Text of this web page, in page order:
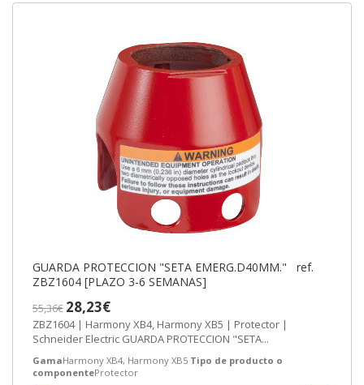
GUARDA PROTECCION "SETA EMERG.D40MM." ref.
ZBZ1604 [PLAZO 3-6 SEMANAS]
55,36€ 28,23€
ZBZ1604 | Harmony XB4, Harmony XB5 | Protector |
Schneider Electric GUARDA PROTECCION "SETA...
GamaHarmony XB4, Harmony XB5 Tipo de producto o
componenteProtector